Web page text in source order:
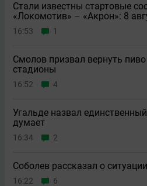
Стали известны стартовые
«Локомотив» – «Акрон»: 8
16:53 1
Смолов призвал вернуть
стадионы
16:52 4
Угальде назвал
думает
16:34 2
Соболев рассказал о
16:22 6